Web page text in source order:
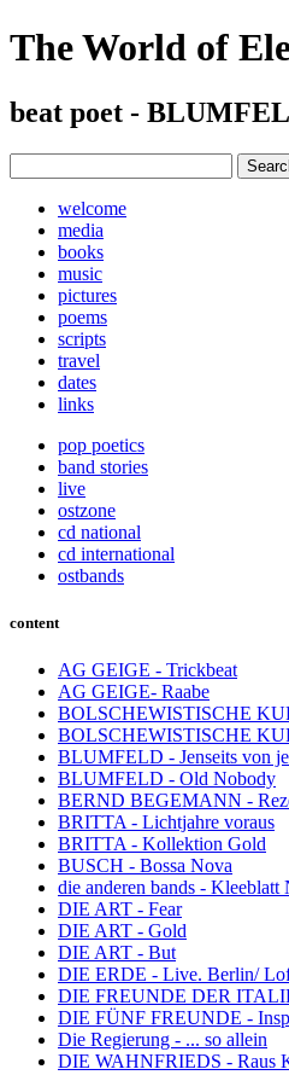
The World of
beat poet -
welcome
media
books
music
pictures
poems
scripts
travel
dates
links
pop poetics
band stories
live
ostzone
cd national
cd international
ostbands
content
AG GEIGE - Trickbeat
AG GEIGE- Raabe
BOLSCHEWISTISCHE
BOLSCHEWISTISCHE
BLUMFELD - Jenseits von
BLUMFELD - Old Nobody
BERND BEGEMANN -
BRITTA - Lichtjahre voraus
BRITTA - Kollektion Gold
BUSCH - Bossa Nova
die anderen bands - Kleeblatt
DIE ART - Fear
DIE ART - Gold
DIE ART - But
DIE ERDE - Live. Berlin/
DIE FREUNDE DER
DIE FÜNF FREUNDE -
Die Regierung - ... so allein
DIE WAHNFRIEDS - Raus